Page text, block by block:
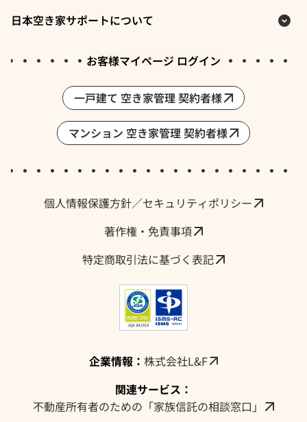
日本空き家サポートについて
採用情報・求人
お客様マイページ ログイン
一戸建て 空き家管理 契約者様
マンション 空き家管理 契約者様
個人情報保護方針／セキュリティポリシー
著作権・免責事項
特定商取引法に基づく表記
企業情報： 株式会社L&F
関連サービス：
不動産所有者のための「家族信託の相談窓口」